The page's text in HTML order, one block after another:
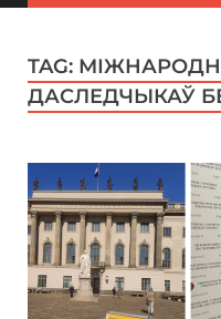
TAG:
ДАСЛЕДЧЫКАЎ